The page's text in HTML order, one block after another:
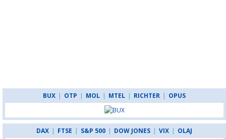
BUX | OTP | MOL | MTEL | RICHTER | OPUS
DAX | FTSE | S&P 500 | DOW JONES | VIX | OLAJ